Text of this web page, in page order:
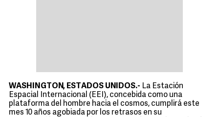
WASHINGTON, ESTADOS UNIDOS.- La Estación
Espacial Internacional (EEI), concebida como una
plataforma del hombre hacia el cosmos, cumplirá este
mes 10 años agobiada por los retrasos en su